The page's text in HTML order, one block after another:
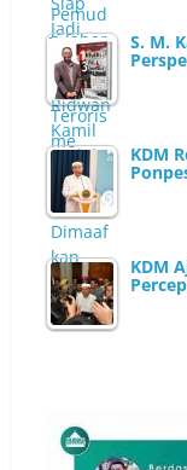
S. M.
KDM
KDM